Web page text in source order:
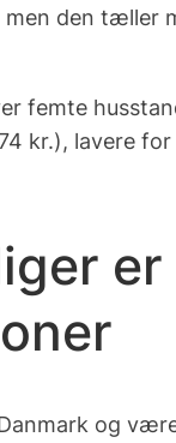
den tæller
femte
kr.), lavere
og